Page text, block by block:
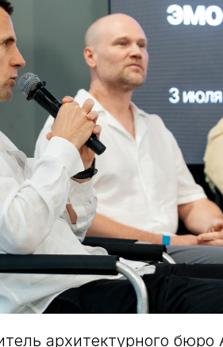
архитектурного бюро